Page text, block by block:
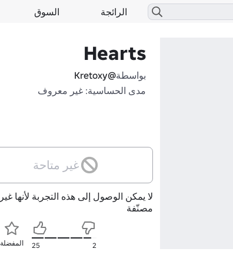
الرائجة السوق
Hearts
بواسطة@Kretoxy
مدى الحساسية: غير معروف
غير متاحة
لا يمكن الوصول إلى هذه التجربة لأنها غير
مصنّفة
المفضلة 25 2